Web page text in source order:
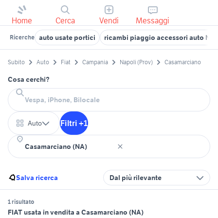
Home Cerca Vendi Messaggi
Ricerche auto usate portici ricambi piaggio accessori auto
Subito Auto Fiat Campania Napoli (Prov) Casamarciano
Cosa cerchi?
Auto Filtri +1
Salva ricerca Dal più rilevante
1 risultato
FIAT usata in vendita a Casamarciano (NA)